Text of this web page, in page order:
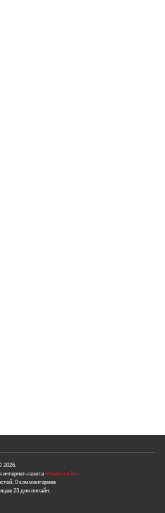
2026.
интернет-газета«Новости N»
0 комментариев
23 дня онлайн.